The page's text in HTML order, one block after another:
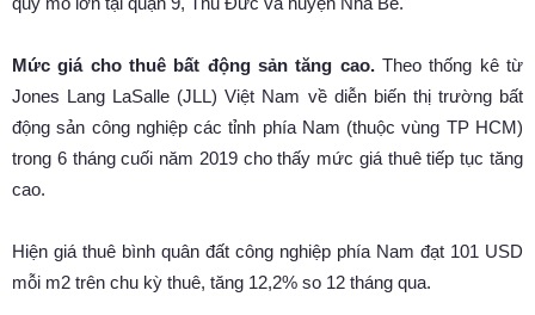
Mức giá cho thuê bất động sản tăng cao.Theo thống kê từ
Jones Lang LaSalle (JLL) Việt Nam về diễn biến thị trường bất
động sản công nghiệp các tỉnh phía Nam (thuộc vùng TP HCM)
trong 6 tháng cuối năm 2019 cho thấy mức giá thuê tiếp tục tăng
cao.
Hiện giá thuê bình quân đất công nghiệp phía Nam đạt 101 USD
mỗi m2 trên chu kỳ thuê, tăng 12,2% so 12 tháng qua.